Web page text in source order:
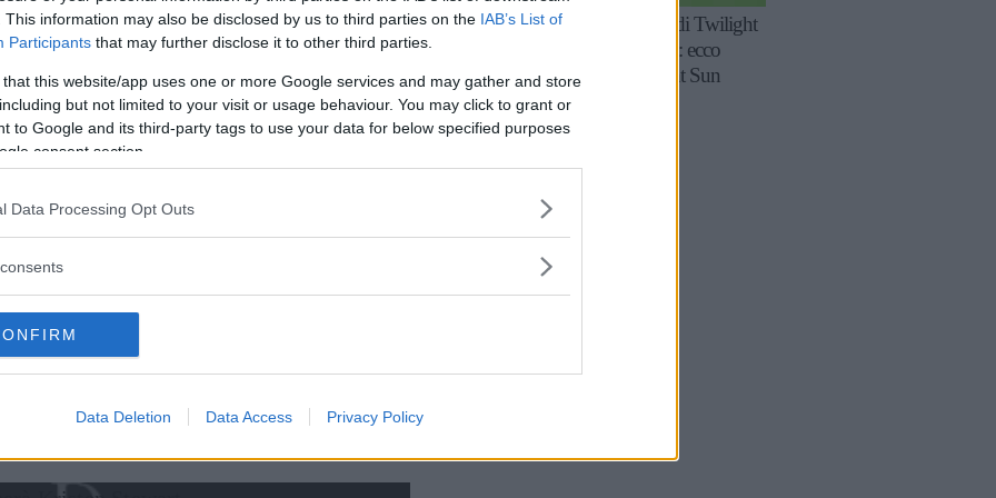
This information may also be disclosed by us to third parties on the IAB’s List of
Participants that may further disclose it to other third parties.
that this website/app uses one or more Google services and may gather and store
but not limited to your visit or usage behaviour. You may click to grant or
to Google and its third-party tags to use your data for below specified purposes
consent section.
Data Processing Opt Outs
Data Deletion Data Access Privacy Policy
diretta daClea DuVall, che ha debuttato nel
ed è nota al grande pubblico per le
21 Grammi.
Mackenzie Davis deve essere ancora
fa parte del progetto già da diversi
per l’ex protagonista di
che usciranno durante l’anno.
diNaomi Scott
Charlie’s Angels, in sala negli Stati Uniti
e nei mesi a seguire inAgainst All
La saga di Twilight
continua: ecco
Midnight Sun